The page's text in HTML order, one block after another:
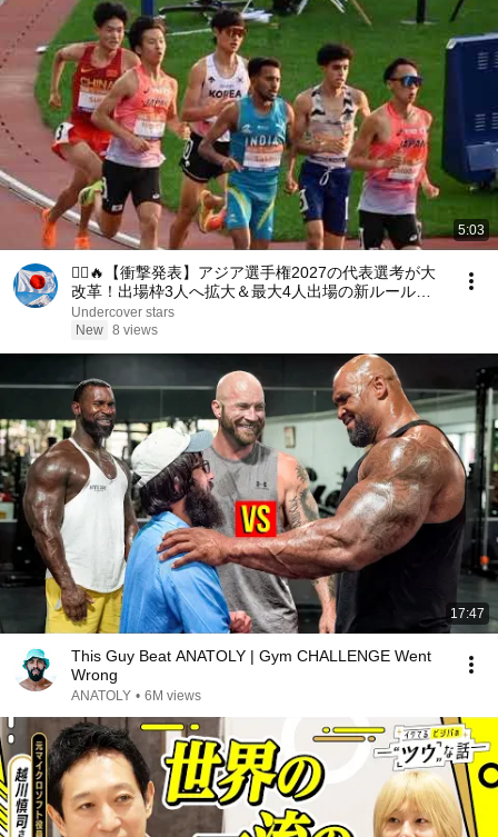
5:03
🏃‍♂️🔥【衝撃発表】アジア選手権2027の代表選考が大
改革！出場枠3人へ拡大＆最大4人出場の新ルールと
は？🇯🇵🏅🚀
Undercover stars
New 8 views
17:47
This Guy Beat ANATOLY | Gym CHALLENGE Went
Wrong
ANATOLY • 6M views